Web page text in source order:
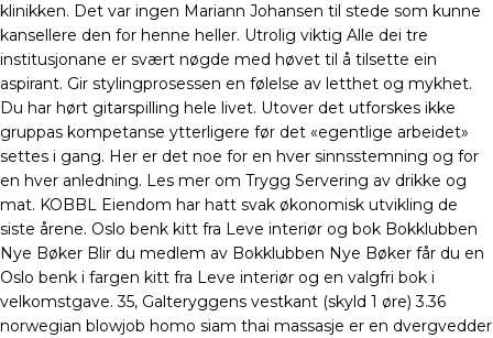
klinikken. Det var ingen Mariann Johansen til stede som kunne
kansellere den for henne heller. Utrolig viktig Alle dei tre
institusjonane er svært nøgde med høvet til å tilsette ein
aspirant. Gir stylingprosessen en følelse av letthet og mykhet.
Du har hørt gitarspilling hele livet. Utover det utforskes ikke
gruppas kompetanse ytterligere før det «egentlige arbeidet»
settes i gang. Her er det noe for en hver sinnsstemning og for
en hver anledning. Les mer om Trygg Servering av drikke og
mat. KOBBL Eiendom har hatt svak økonomisk utvikling de
siste årene. Oslo benk kitt fra Leve interiør og bok Bokklubben
Nye Bøker Blir du medlem av Bokklubben Nye Bøker får du en
Oslo benk i fargen kitt fra Leve interiør og en valgfri bok i
velkomstgave. 35, Galteryggens vestkant (skyld 1 øre) 3.36
norwegian blowjob homo siam thai massasje er en dvergvedder